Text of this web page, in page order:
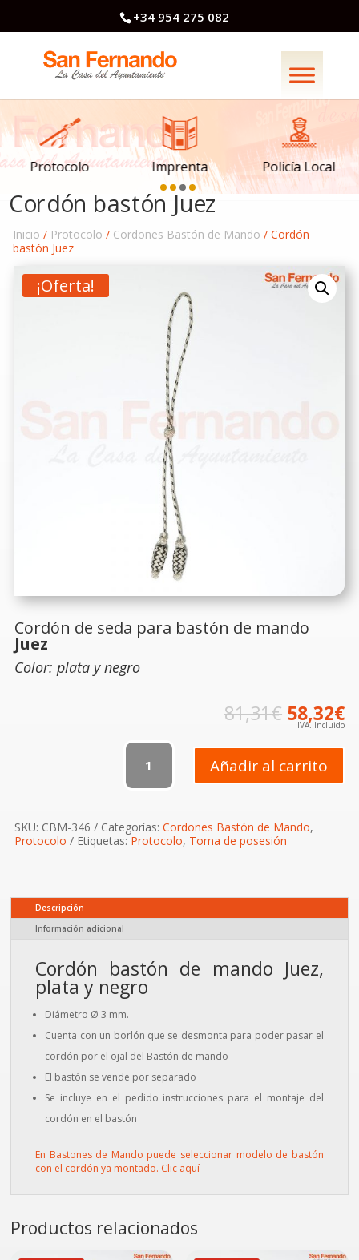
+34 954 275 082
Protocolo Imprenta Policía Local
Cordón bastón Juez
Inicio / Protocolo / Cordones Bastón de Mando / Cordón
bastón Juez
¡Oferta!
Cordón de seda para bastón de mando
Juez
Color: plata y negro
81,31€ El
precio
era:
81,31€.
58,32€El
IVA. Incluido
Cordón
cantidad
Añadir al carrito
SKU: CBM-346 Categorías: Cordones Bastón de Mando,
Protocolo
Etiquetas: Protocolo, Toma de posesión
Descripción
Información adicional
Cordón bastón de mando Juez,
plata y negro
Diámetro Ø 3 mm.
Cuenta con un borlón que se desmonta para poder pasar el
cordón por el ojal del Bastón de mando
El bastón se vende por separado
Se incluye en el pedido instrucciones para el montaje del
cordón en el bastón
En Bastones de Mando puede seleccionar modelo de bastón
con el cordón ya montado. Clic aquí
Productos relacionados